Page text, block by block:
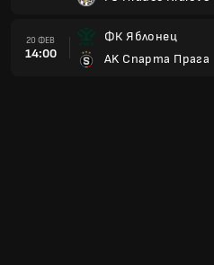
20 МАР
14:00
1. ФК Словачко
AK Спарта Прага